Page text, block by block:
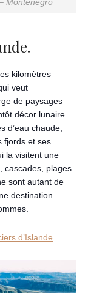
kilomètres
veut
de paysages
décor lunaire
d’eau chaude,
fjords et ses
la visitent une
cascades, plages
sont autant de
destination
d’Islande.